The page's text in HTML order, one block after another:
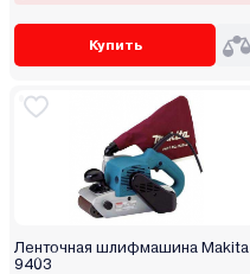
Купить
Ленточная шлифмашина Makita
9403